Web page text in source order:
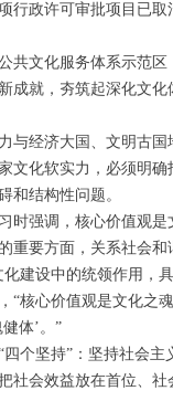
许可审批项目已取
化服务体系示范区
就，夯筑起深化文化
经济大国、文明古国
化软实力，必须明确
和结构性问题。
强调，核心价值观是
要方面，关系社会和
设中的统领作用，
核心价值观是文化之
体’。”
坚持”：坚持社会主
社会效益放在首位、